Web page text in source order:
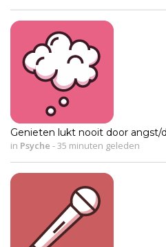
Genieten lukt nooit door angst/
in Psyche - 35 minuten geleden